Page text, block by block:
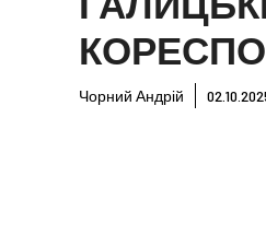
Чорний Андрій